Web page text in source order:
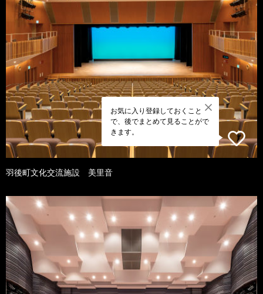
お気に入り登録しておくこと
で、後でまとめて見ることがで
きます。
羽後町文化交流施設 美里音